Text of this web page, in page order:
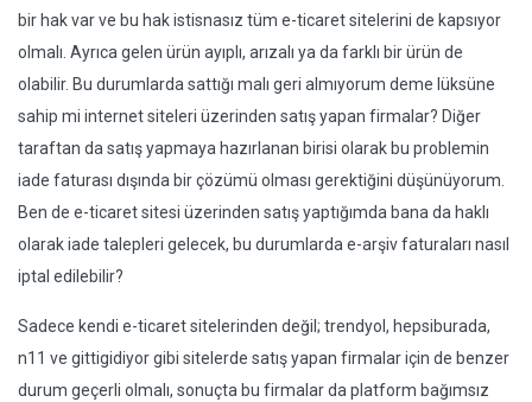
bir hak var ve bu hak istisnasız tüm e-ticaret sitelerini de kapsıyor
olmalı. Ayrıca gelen ürün ayıplı, arızalı ya da farklı bir ürün de
olabilir. Bu durumlarda sattığı malı geri almıyorum deme lüksüne
sahip mi internet siteleri üzerinden satış yapan firmalar? Diğer
taraftan da satış yapmaya hazırlanan birisi olarak bu problemin
iade faturası dışında bir çözümü olması gerektiğini düşünüyorum.
Ben de e-ticaret sitesi üzerinden satış yaptığımda bana da haklı
olarak iade talepleri gelecek, bu durumlarda e-arşiv faturaları nasıl
iptal edilebilir?
Sadece kendi e-ticaret sitelerinden değil; trendyol, hepsiburada,
n11 ve gittigidiyor gibi sitelerde satış yapan firmalar için de benzer
durum geçerli olmalı, sonuçta bu firmalar da platform bağımsız